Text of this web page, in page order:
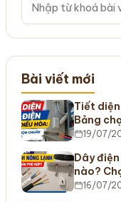
Bài viết mới
Tiết
Bảng
19/07/
Dây
nào?
16/07/